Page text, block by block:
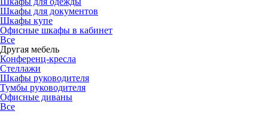
Шкафы для документов
Шкафы купе
Офисные шкафы в кабинет
Все
Другая мебель
Конференц-кресла
Стеллажи
Шкафы руководителя
Тумбы руководителя
Офисные диваны
Все